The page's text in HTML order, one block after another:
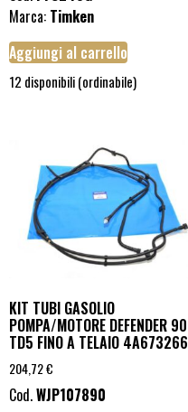
Marca: Timken
Aggiungi al carrello
12 disponibili (ordinabile)
KIT TUBI GASOLIO
POMPA/MOTORE DEFENDER 90
TD5 FINO A TELAIO 4A673266
204,72€
Cod.WJP107890